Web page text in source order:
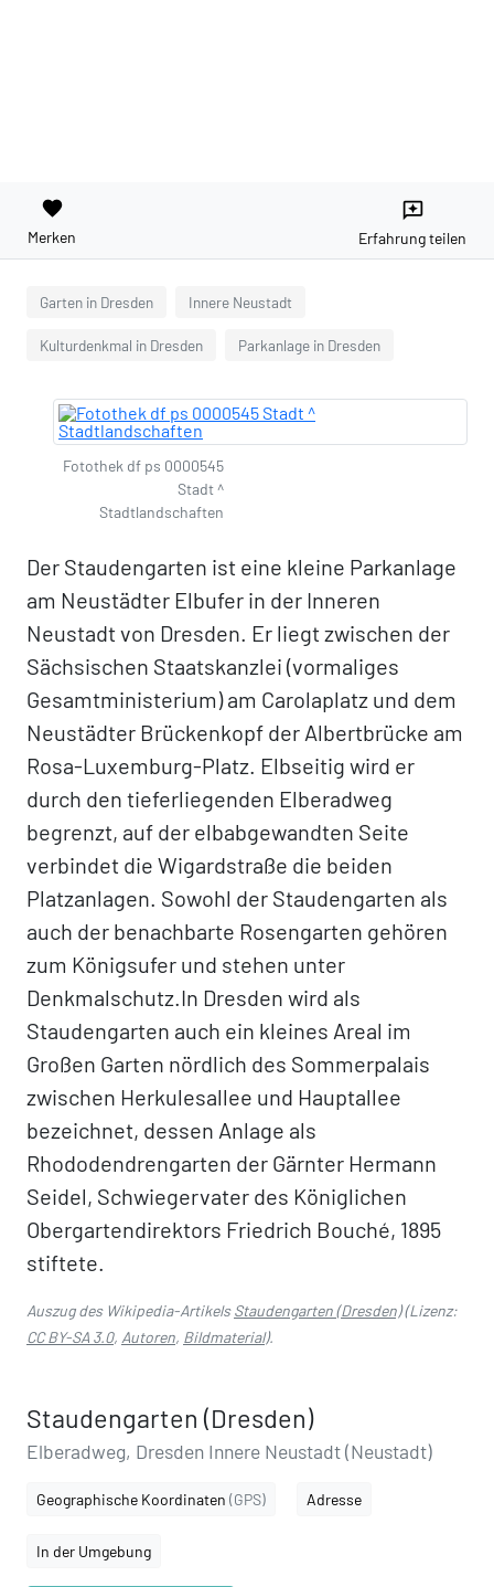
favorite
Merken
reviews
Erfahrung teilen
Garten in Dresden Innere Neustadt
Kulturdenkmal in Dresden Parkanlage in Dresden
Fotothek df ps 0000545
Stadt ^
Stadtlandschaften
Der Staudengarten ist eine kleine Parkanlage
am Neustädter Elbufer in der Inneren
Neustadt von Dresden. Er liegt zwischen der
Sächsischen Staatskanzlei (vormaliges
Gesamtministerium) am Carolaplatz und dem
Neustädter Brückenkopf der Albertbrücke am
Rosa-Luxemburg-Platz. Elbseitig wird er
durch den tieferliegenden Elberadweg
begrenzt, auf der elbabgewandten Seite
verbindet die Wigardstraße die beiden
Platzanlagen. Sowohl der Staudengarten als
auch der benachbarte Rosengarten gehören
zum Königsufer und stehen unter
Denkmalschutz.In Dresden wird als
Staudengarten auch ein kleines Areal im
Großen Garten nördlich des Sommerpalais
zwischen Herkulesallee und Hauptallee
bezeichnet, dessen Anlage als
Rhododendrengarten der Gärnter Hermann
Seidel, Schwiegervater des Königlichen
Obergartendirektors Friedrich Bouché, 1895
stiftete.
Auszug des Wikipedia-ArtikelsStaudengarten (Dresden)(Lizenz:
CC BY-SA 3.0, Autoren, Bildmaterial).
Staudengarten (Dresden)
Elberadweg, Dresden Innere Neustadt (Neustadt)
Geographische Koordinaten (GPS) Adresse
In der Umgebung